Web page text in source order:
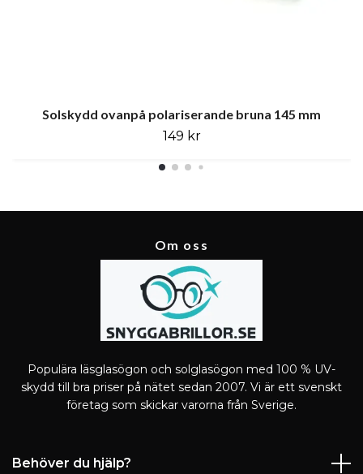
Solskydd ovanpå polariserande bruna 145 mm
149 kr
Om oss
Populära läsglasögon och solglasögon med 100 % UV-
skydd till bra priser på nätet sedan 2007. Vi är ett svenskt
företag som skickar varorna från Sverige.
Behöver du hjälp?